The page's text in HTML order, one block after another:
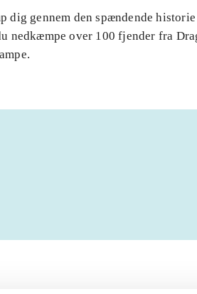
dig gennem den spændende historie
nedkæmpe over 100 fjender fra